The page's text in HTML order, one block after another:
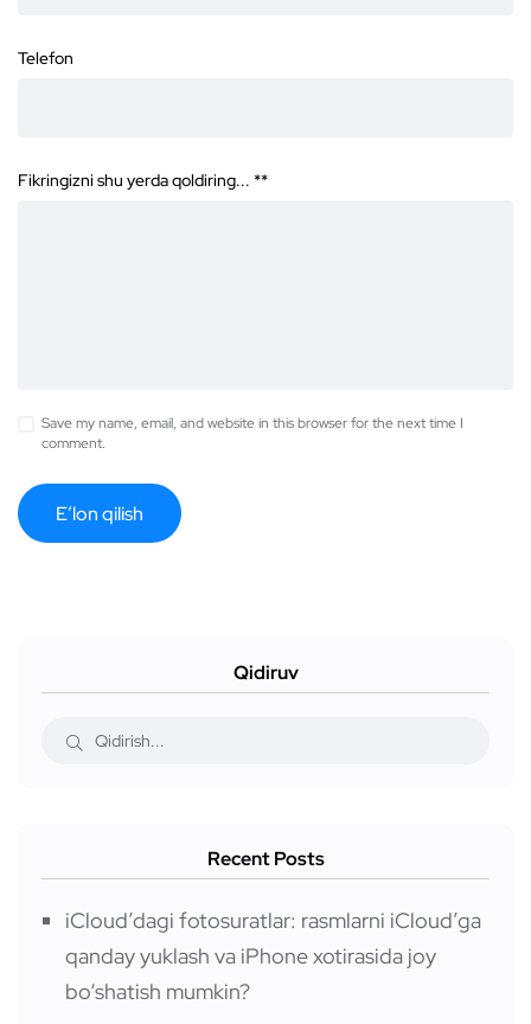
Telefon
Fikringizni shu yerda qoldiring... **
Save my name, email, and website in this browser for the next time I
comment.
Qidiruv
Recent Posts
iCloud’dagi fotosuratlar: rasmlarni iCloud’ga
qanday yuklash va iPhone xotirasida joy
bo‘shatish mumkin?